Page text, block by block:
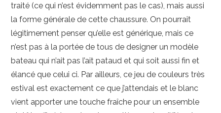
traité (ce qui n’est évidemment pas le cas), mais aussi
la forme générale de cette chaussure. On pourrait
légitimement penser qu’elle est générique, mais ce
n’est pas à la portée de tous de designer un modèle
bateau qui n’ait pas l’ait pataud et qui soit aussi fin et
élancé que celui ci. Par ailleurs, ce jeu de couleurs très
estival est exactement ce que j’attendais et le blanc
vient apporter une touche fraîche pour un ensemble